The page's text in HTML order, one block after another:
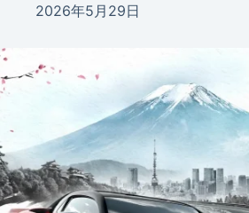
2026年5月29日